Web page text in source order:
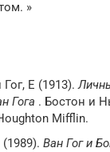
»
E (1913).
Гога . Бостон и
Mifflin.
Ван Гог и